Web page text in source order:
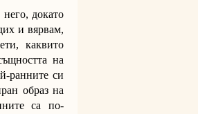
докато
и вярвам,
каквито
на
ранните си
образ на
са по-